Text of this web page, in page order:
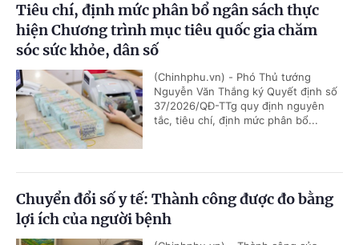
Tiêu chí, định mức phân bổ ngân sách thực
hiện Chương trình mục tiêu quốc gia chăm
sóc sức khỏe, dân số
(Chinhphu.vn) - Phó Thủ tướng
Nguyễn Văn Thắng ký Quyết định số
37/2026/QĐ-TTg quy định nguyên
tắc, tiêu chí, định mức phân bổ...
Chuyển đổi số y tế: Thành công được đo bằng
lợi ích của người bệnh